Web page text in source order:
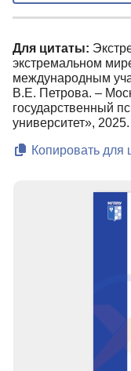
Для цитаты:
экстремальном
международным
В.Е. Петрова. –
государственный
университет»,
Копировать для